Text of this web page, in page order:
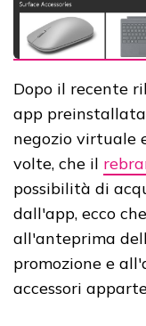
Dopo il recente
app
negozio virtuale
volte, che il
possibilità di
dall'app, ecco
all'anteprima
promozione e
accessori